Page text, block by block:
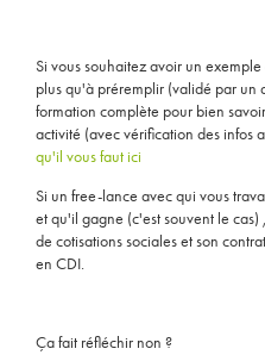
Si vous souhaitez avoir un
plus qu'à préremplir (validé par un
formation complète pour bien
activité (avec vérification des infos
qu'il vous faut ici
Si un free-lance avec qui vous
et qu'il gagne (c'est souvent le
de cotisations sociales et son
en CDI.
Ça fait réfléchir non ?